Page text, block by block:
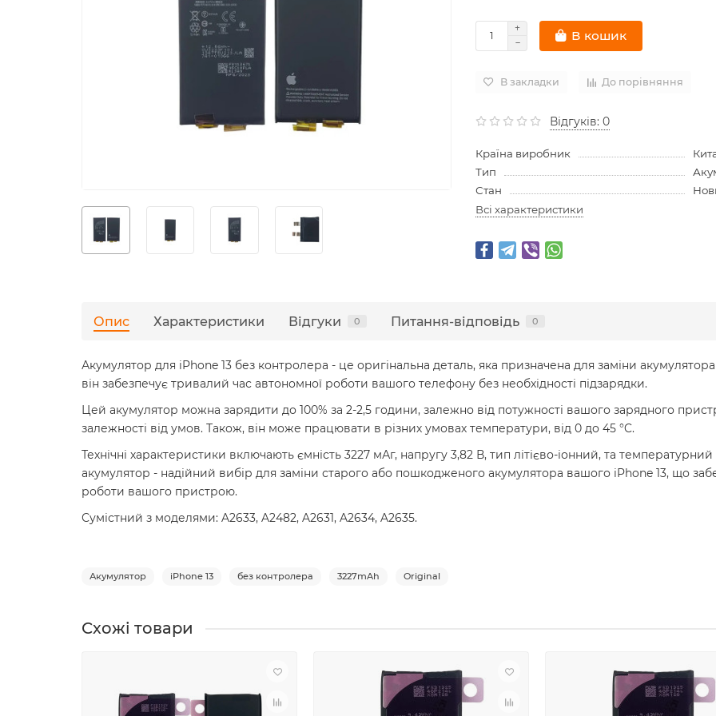
В кошик
В закладки До порівняння
Відгуків: 0
Країна виробник
Тип
Стан
Всі характеристики
Опис Характеристики Відгуки 0 Питання-відповідь 0
Акумулятор для iPhone 13 без контролера - це оригінальна деталь, яка призначена для заміни
він забезпечує тривалий час автономної роботи вашого телефону без необхідності підзарядки.
Цей акумулятор можна зарядити до 100% за 2-2,5 години, залежно від потужності вашого зарядного
залежності від умов. Також, він може працювати в різних умовах температури, від 0 до 45 °C.
Технічні характеристики включають ємність 3227 мАг, напругу 3,82 В, тип літієво-іонний, та температурний
акумулятор - надійний вибір для заміни старого або пошкодженого акумулятора вашого iPhone 13, що
роботи вашого пристрою.
Сумістний з моделями: A2633, A2482, A2631, A2634, A2635.
Акумулятор iPhone 13 без контролера 3227mAh Original
Схожі товари